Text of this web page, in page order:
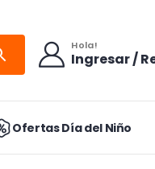
Hola!
Ingresar /
Ofertas Día del Niño